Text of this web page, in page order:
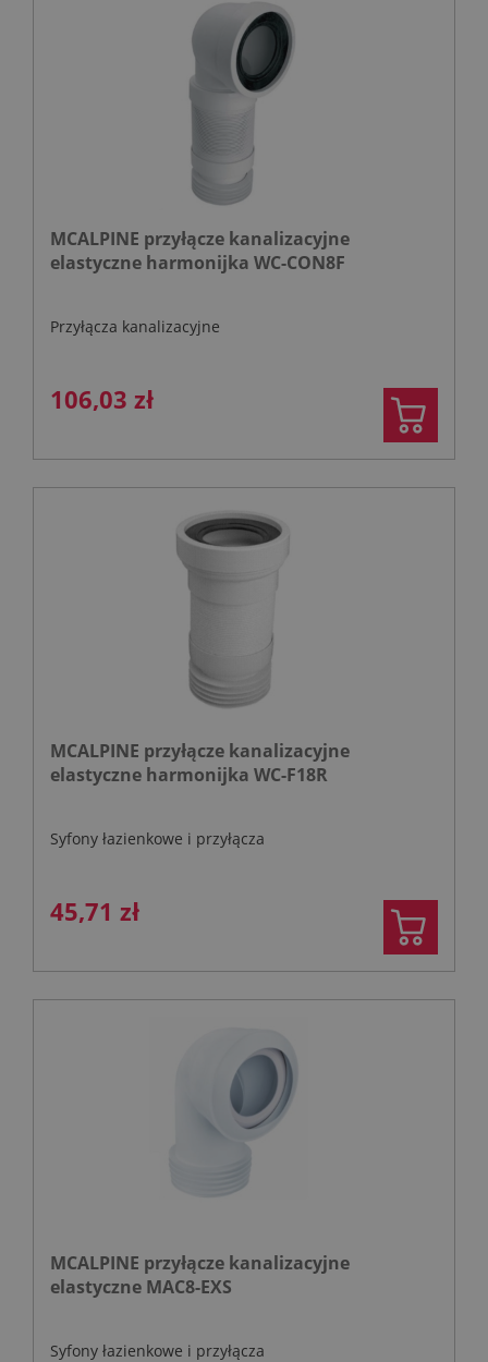
MCALPINE przyłącze kanalizacyjne
elastyczne harmonijka WC-CON8F
Przyłącza kanalizacyjne
106,03 zł
MCALPINE przyłącze kanalizacyjne
elastyczne harmonijka WC-F18R
Syfony łazienkowe i przyłącza
45,71 zł
MCALPINE przyłącze kanalizacyjne
elastyczne MAC8-EXS
Syfony łazienkowe i przyłącza